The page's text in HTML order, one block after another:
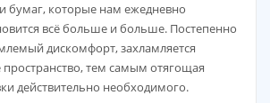
бумаг, которые нам ежедневно
всё больше и больше. Постепенно
дискомфорт, захламляется
тем самым отягощая
действительно необходимого.